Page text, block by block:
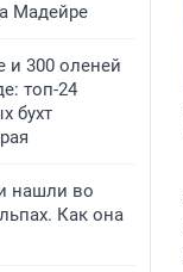
Мадейре
и 300 оленей
топ-24
бухт
нашли во
Как она